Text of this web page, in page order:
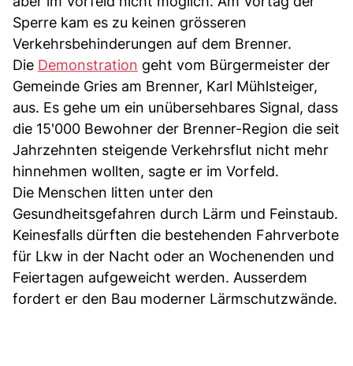
Sperre kam es zu keinen grösseren
Verkehrsbehinderungen auf dem Brenner.
Die Demonstration geht vom Bürgermeister der
Gemeinde Gries am Brenner, Karl Mühlsteiger,
aus. Es gehe um ein unübersehbares Signal, dass
die 15'000 Bewohner der Brenner-Region die seit
Jahrzehnten steigende Verkehrsflut nicht mehr
hinnehmen wollten, sagte er im Vorfeld.
Die Menschen litten unter den
Gesundheitsgefahren durch Lärm und Feinstaub.
Keinesfalls dürften die bestehenden Fahrverbote
für Lkw in der Nacht oder an Wochenenden und
Feiertagen aufgeweicht werden. Ausserdem
fordert er den Bau moderner Lärmschutzwände.